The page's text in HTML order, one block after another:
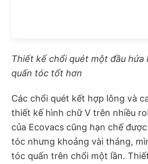
Thiết kế chổi quét một đầu hứa
quấn tóc tốt hơn
Các chổi quét kết hợp lông và
thiết kế hình chữ V trên nhiều
của Ecovacs cũng hạn chế
tóc nhưng khoảng vài tháng,
tóc quấn trên chổi một lần.